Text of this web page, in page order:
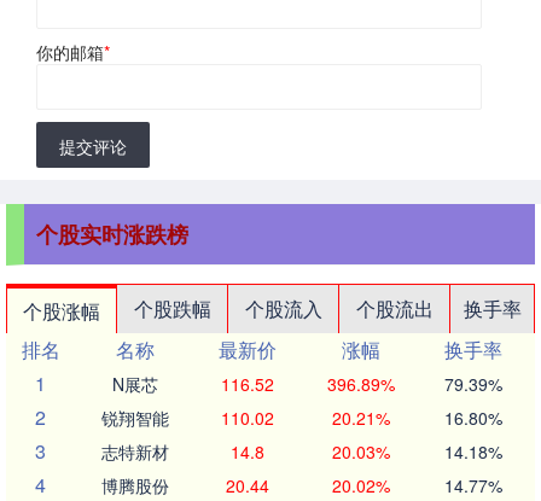
你的邮箱*
提交评论
个股实时涨跌榜
个股涨幅 个股跌幅 个股流入 个股流出
换手率
排名
名称 最新价 涨幅
换手率
1
N展芯 116.52 396.89% 79.39%
2 锐翔智能 110.02 20.21% 16.80%
3 志特新材 14.8 20.03% 14.18%
4 博腾股份 20.44 20.02% 14.77%